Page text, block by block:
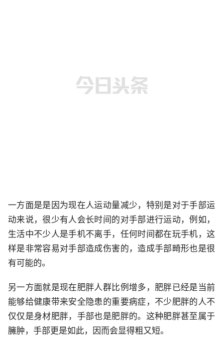
一方面是是因为现在人运动量减少，特别是对于手部运
动来说，很少有人会长时间的对手部进行运动，例如，
生活中不少人是手机不离手，任何时间都在玩手机，这
样是非常容易对手部造成伤害的，造成手部畸形也是很
有可能的。
另一方面就是现在肥胖人群比例增多，肥胖已经是当前
能够给健康带来安全隐患的重要病症，不少肥胖的人不
仅仅是身材肥胖，手部也是肥胖的。这种肥胖甚至属于
臃肿，手部更是如此，因而会显得粗又短。